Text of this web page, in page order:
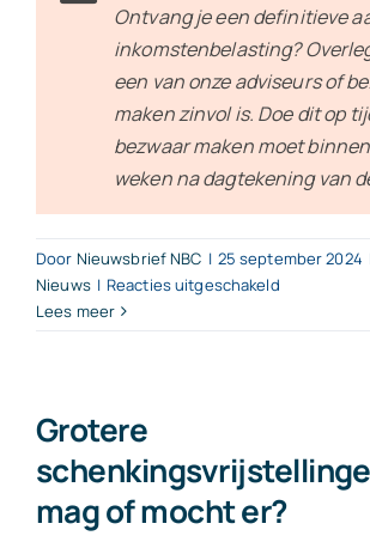
Ontvang je een definitieve
inkomstenbelasting?
een van onze adviseurs of
maken zinvol is. Doe dit op
bezwaar maken moet
weken na dagtekening van
Door Nieuwsbrief NBC | 25 september 2024
Nieuws | Reacties uitgeschakeldvoor
3
Lees meer
Grotere
mag of mocht er?